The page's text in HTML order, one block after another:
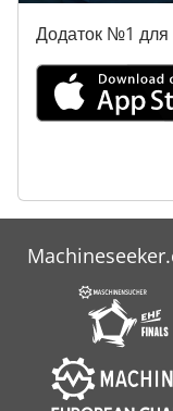
Додаток №1